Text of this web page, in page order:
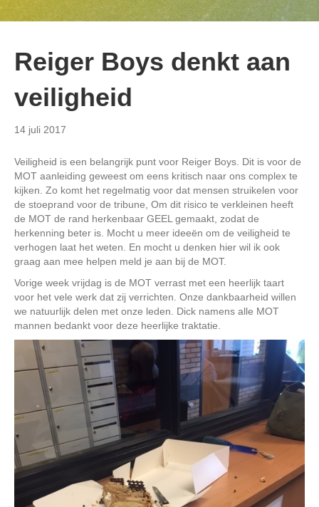
Reiger Boys denkt aan
veiligheid
14 juli 2017
Veiligheid is een belangrijk punt voor Reiger Boys. Dit is voor de
MOT aanleiding geweest om eens kritisch naar ons complex te
kijken. Zo komt het regelmatig voor dat mensen struikelen voor
de stoeprand voor de tribune, Om dit risico te verkleinen heeft
de MOT de rand herkenbaar GEEL gemaakt, zodat de
herkenning beter is. Mocht u meer ideeën om de veiligheid te
verhogen laat het weten. En mocht u denken hier wil ik ook
graag aan mee helpen meld je aan bij de MOT.
Vorige week vrijdag is de MOT verrast met een heerlijk taart
voor het vele werk dat zij verrichten. Onze dankbaarheid willen
we natuurlijk delen met onze leden. Dick namens alle MOT
mannen bedankt voor deze heerlijke traktatie.